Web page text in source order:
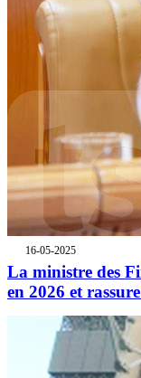
16-05-2025
La ministre des
en 2026 et